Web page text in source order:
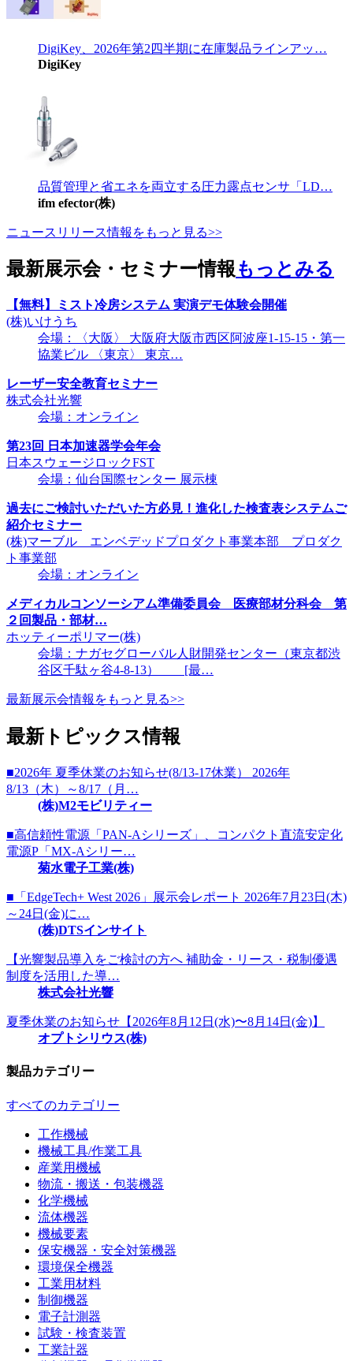
DigiKey、2026年第2四半期に在庫製品ラインアッ…
DigiKey
品質管理と省エネを両立する圧力露点センサ「LD…
ifm efector(株)
ニュースリリース情報をもっと見る>>
最新展示会・セミナー情報もっとみる
【無料】ミスト冷房システム 実演デモ体験会開催
(株)いけうち
会場：〈大阪〉 大阪府大阪市西区阿波座1-15-15・第一
協業ビル 〈東京〉 東京…
レーザー安全教育セミナー
株式会社光響
会場：オンライン
第23回 日本加速器学会年会
日本スウェージロックFST
会場：仙台国際センター 展示棟
過去にご検討いただいた方必見！進化した検査表システムご
紹介セミナー
(株)マーブル エンベデッドプロダクト事業本部 プロダク
ト事業部
会場：オンライン
メディカルコンソーシアム準備委員会 医療部材分科会 第
２回製品・部材…
ホッティーポリマー(株)
会場：ナガセグローバル人財開発センター（東京都渋
谷区千駄ヶ谷4-8-13） [最…
最新展示会情報をもっと見る>>
最新トピックス情報
■2026年 夏季休業のお知らせ(8/13-17休業） 2026年
8/13（木）～8/17（月…
(株)M2モビリティー
■高信頼性電源「PAN-Aシリーズ」、コンパクト直流安定化
電源P「MX-Aシリー…
菊水電子工業(株)
■「EdgeTech+ West 2026」展示会レポート 2026年7月23日(木)
～24日(金)に…
(株)DTSインサイト
【光響製品導入をご検討の方へ 補助金・リース・税制優遇
制度を活用した導…
株式会社光響
夏季休業のお知らせ【2026年8月12日(水)〜8月14日(金)】
オプトシリウス(株)
製品カテゴリー
すべてのカテゴリー
工作機械
機械工具/作業工具
産業用機械
物流・搬送・包装機器
化学機械
流体機器
機械要素
保安機器・安全対策機器
環境保全機器
工業用材料
制御機器
電子計測器
試験・検査装置
工業計器